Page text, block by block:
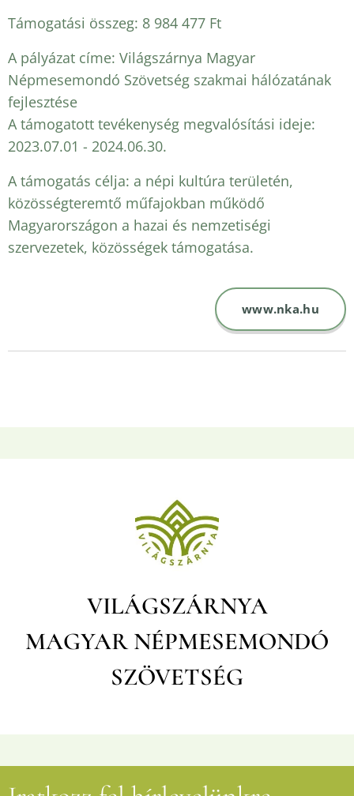
Támogatási összeg: 8 984 477 Ft
A pályázat címe: Világszárnya Magyar
Népmesemondó Szövetség szakmai hálózatának
fejlesztése
A támogatott tevékenység megvalósítási ideje:
2023.07.01 - 2024.06.30.
A támogatás célja: a népi kultúra területén,
közösségteremtő műfajokban működő
Magyarországon a hazai és nemzetiségi
szervezetek, közösségek támogatása.
www.nka.hu
VILÁGSZÁRNYA
MAGYARNÉPMESEMONDÓ
SZÖVETSÉG